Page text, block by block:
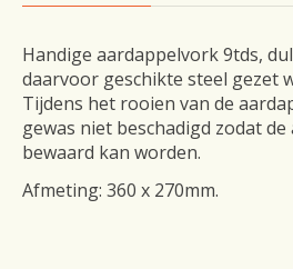
Handige aardappelvork 9tds,
daarvoor geschikte steel gezet
Tijdens het rooien van de
gewas niet beschadigd zodat
bewaard kan worden.
Afmeting: 360 x 270mm.